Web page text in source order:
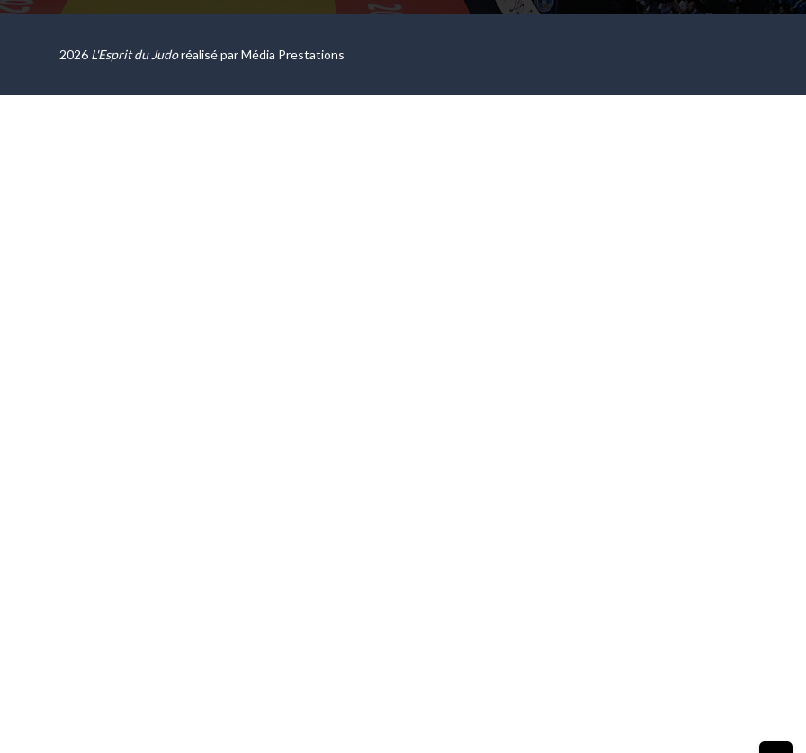
2026 L'Esprit du Judoréalisé parMédia Prestations